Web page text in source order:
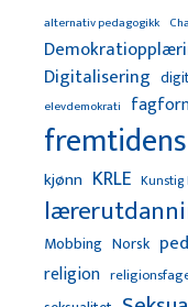
alternativ pedagogikk
Digitalisering
elevdemokrati
kjønn KRLE Kunstig
Mobbing Norsk
religion